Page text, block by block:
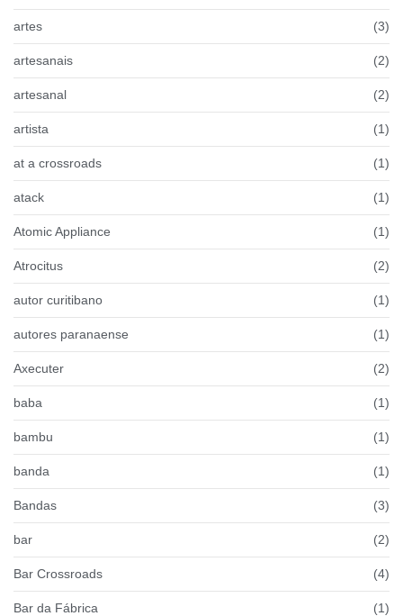
artes (3)
artesanais (2)
artesanal (2)
artista (1)
at a crossroads (1)
atack (1)
Atomic Appliance (1)
Atrocitus (2)
autor curitibano (1)
autores paranaense (1)
Axecuter (2)
baba (1)
bambu (1)
banda (1)
Bandas (3)
bar (2)
Bar Crossroads (4)
Bar da Fábrica (1)